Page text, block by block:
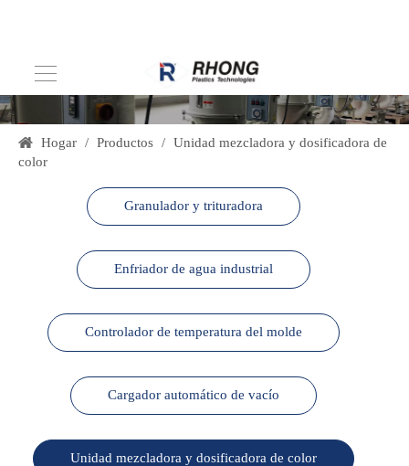
Hogar / Productos / Unidad mezcladora y dosificadora de
color
Granulador y trituradora
Enfriador de agua industrial
Controlador de temperatura del molde
Cargador automático de vacío
Unidad mezcladora y dosificadora de color